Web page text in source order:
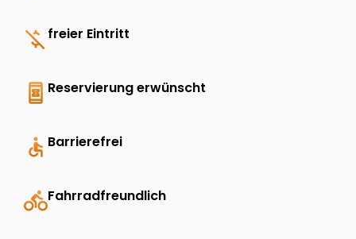
money_off freier Eintritt
book_online Reservierung erwünscht
accessible Barrierefrei
directions_bikeFahrradfreundlich